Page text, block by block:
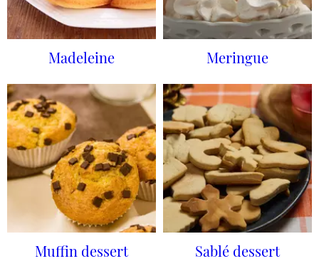
Madeleine Meringue
Muffin dessert Sablé dessert